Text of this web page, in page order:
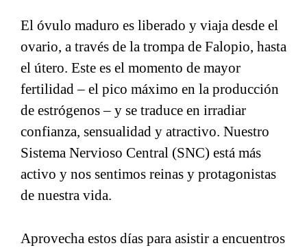
El óvulo maduro es liberado y viaja desde el
ovario, a través de la trompa de Falopio, hasta
el útero. Este es el momento de mayor
fertilidad – el pico máximo en la producción
de estrógenos – y se traduce en irradiar
confianza, sensualidad y atractivo. Nuestro
Sistema Nervioso Central (SNC) está más
activo y nos sentimos reinas y protagonistas
de nuestra vida.
Aprovecha estos días para asistir a encuentros